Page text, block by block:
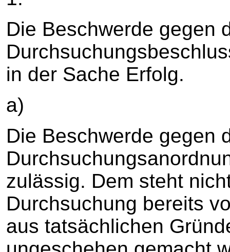
Die Beschwerde gegen
in der Sache Erfolg.
a)
Die Beschwerde gegen
zulässig. Dem steht
Durchsuchung bereits
aus tatsächlichen